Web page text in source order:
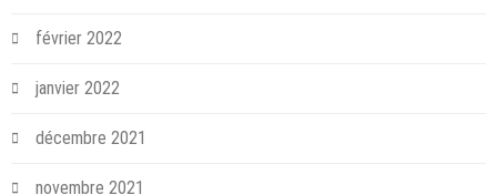
février 2022
janvier 2022
décembre 2021
novembre 2021